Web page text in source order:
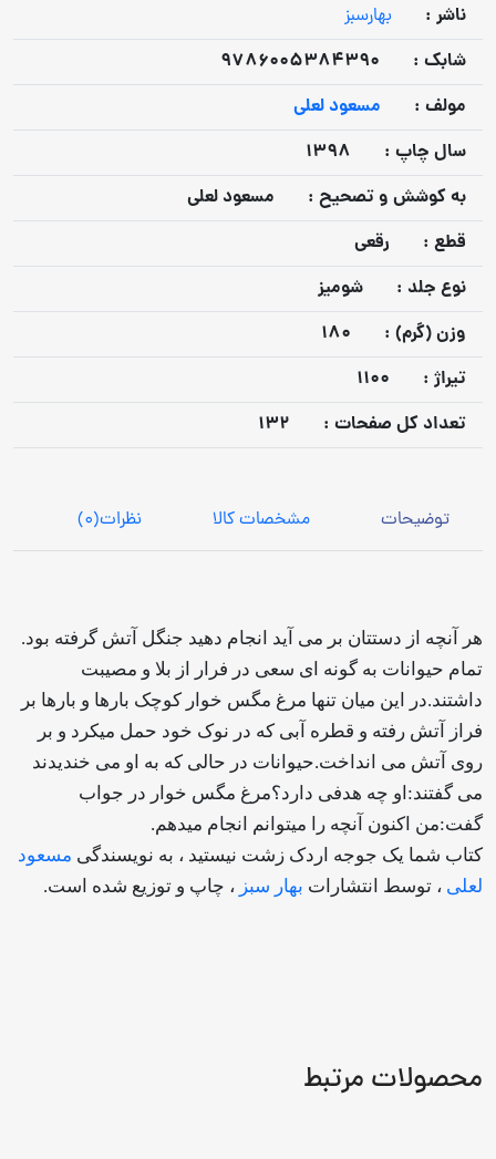
ناشر :
بهارسبز
شابک :
9786005384390
مولف :
مسعود لعلی
سال چاپ :
1398
به كوشش و تصحيح :
مسعود لعلی
قطع :
رقعی
نوع جلد :
شومیز
وزن (گرم) :
180
تيراژ :
1100
تعداد كل صفحات :
132
توضیحات مشخصات کالا نظرات(0)
هر آنچه از دستتان بر می آید انجام دهید جنگل آتش گرفته بود.
تمام حیوانات به گونه ای سعی در فرار از بلا و مصیبت
داشتند.در این میان تنها مرغ مگس خوار کوچک بارها و بارها بر
فراز آتش رفته و قطره آبی که در نوک خود حمل میکرد و بر
روی آتش می انداخت.حیوانات در حالی که به او می خندیدند
می گفتند:او چه هدفی دارد؟مرغ مگس خوار در جواب
گفت:من اکنون آنچه را میتوانم انجام میدهم.
کتاب شما یک جوجه اردک زشت نیستید ، به نویسندگی مسعود
لعلی ، توسط انتشارات بهار سبز ، چاپ و توزیع شده است.
محصولات مرتبط